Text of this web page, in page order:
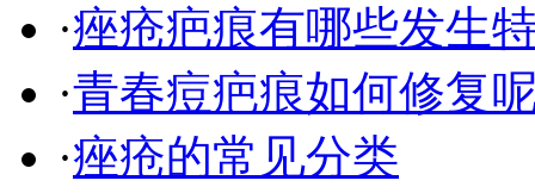
·痤疮疤痕有哪些发生
·青春痘疤痕如何修复
·痤疮的常见分类